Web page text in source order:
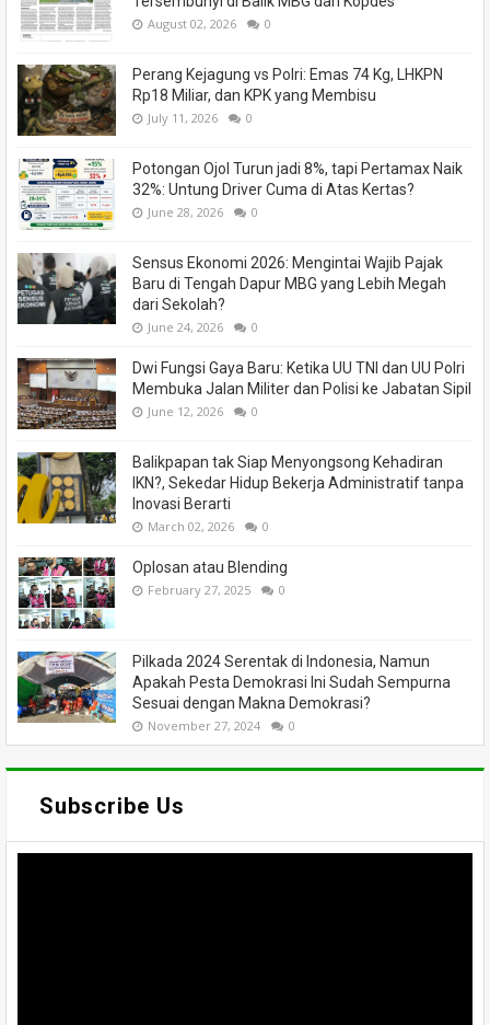
August 02, 2026 0
Perang Kejagung vs Polri: Emas 74 Kg, LHKPN
Rp18 Miliar, dan KPK yang Membisu
July 11, 2026 0
Potongan Ojol Turun jadi 8%, tapi Pertamax Naik
32%: Untung Driver Cuma di Atas Kertas?
June 28, 2026 0
Sensus Ekonomi 2026: Mengintai Wajib Pajak
Baru di Tengah Dapur MBG yang Lebih Megah
dari Sekolah?
June 24, 2026 0
Dwi Fungsi Gaya Baru: Ketika UU TNI dan UU Polri
Membuka Jalan Militer dan Polisi ke Jabatan Sipil
June 12, 2026 0
Balikpapan tak Siap Menyongsong Kehadiran
IKN?, Sekedar Hidup Bekerja Administratif tanpa
Inovasi Berarti
March 02, 2026 0
Oplosan atau Blending
February 27, 2025 0
Pilkada 2024 Serentak di Indonesia, Namun
Apakah Pesta Demokrasi Ini Sudah Sempurna
Sesuai dengan Makna Demokrasi?
November 27, 2024 0
Subscribe Us